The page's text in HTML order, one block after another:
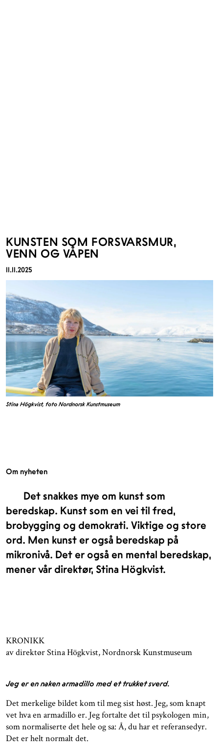
KUNSTEN SOM FORSVARSMUR,
VENN OG VÅPEN
11.11.2025
Stina Högkvist, foto Nordnorsk Kunstmuseum
Om nyheten
Det snakkes mye om kunst som
beredskap. Kunst som en vei til fred,
brobygging og demokrati. Viktige og store
ord. Men kunst er også beredskap på
mikronivå. Det er også en mental beredskap,
mener vår direktør, Stina Högkvist.
KRONIKK
av direktør Stina Högkvist, Nordnorsk Kunstmuseum
Jeg er en naken armadillo med et trukket sverd.
Det merkelige bildet kom til meg sist høst. Jeg, som knapt
vet hva en armadillo er. Jeg fortalte det til psykologen min,
som normaliserte det hele og sa: Å, du har et referansedyr.
Det er helt normalt det.